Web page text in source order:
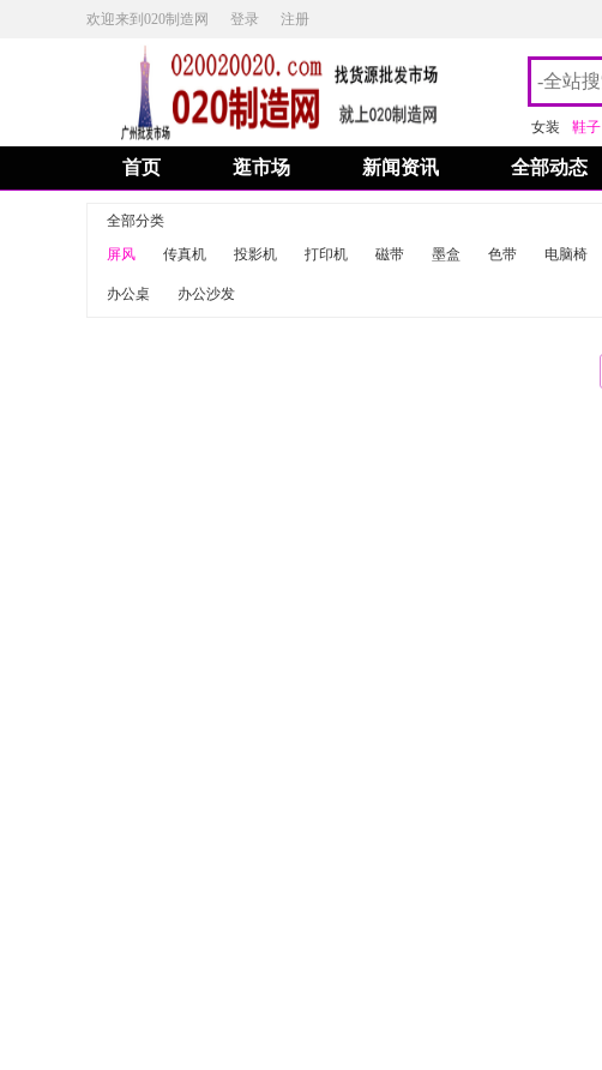
欢迎来到020制造网 登录 注册
女装 鞋子
首页 逛市场 新闻资讯 全部动态
全部分类
屏风
传真机 投影机 打印机 磁带 墨盒 色带 电脑椅
办公桌 办公沙发